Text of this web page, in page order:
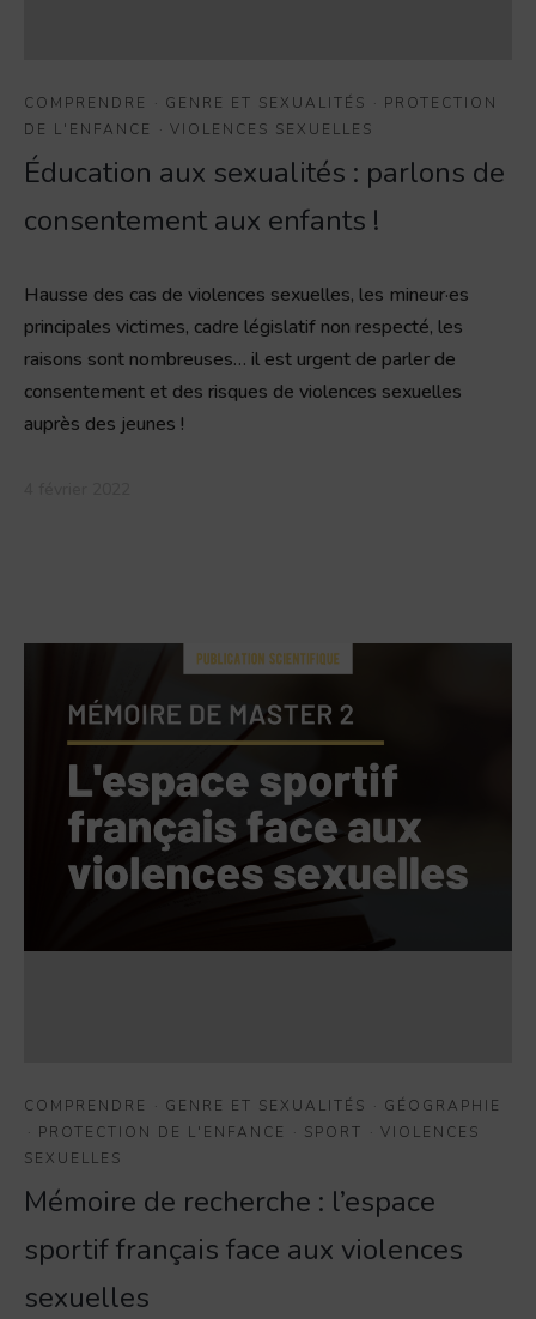
COMPRENDRE · GENRE ET SEXUALITÉS · PROTECTION
DE L'ENFANCE
· VIOLENCES SEXUELLES
Éducation aux sexualités : parlons de
consentement aux enfants !
Hausse des cas de violences sexuelles, les mineur·es
principales victimes, cadre législatif non respecté, les
raisons sont nombreuses… il est urgent de parler de
consentement et des risques de violences sexuelles
auprès des jeunes !
COMPRENDRE · GENRE ET SEXUALITÉS · GÉOGRAPHIE
· PROTECTION DE L'ENFANCE · SPORT · VIOLENCES
SEXUELLES
Mémoire de recherche : l’espace
sportif français face aux violences
sexuelles